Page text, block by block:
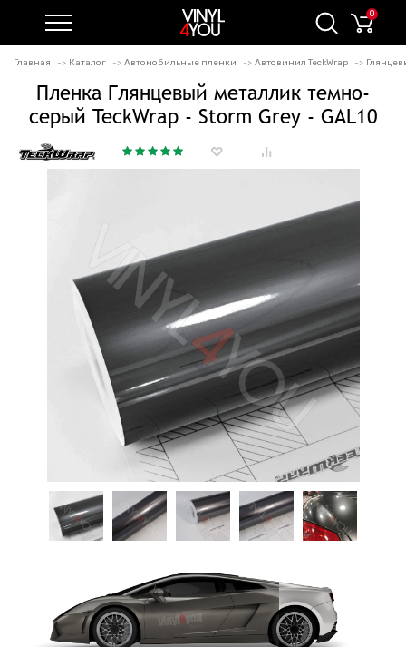
0
Главная Каталог Автомобильные пленки Автовинил TeckWrap
Пленка Глянцевый металлик темно-
серый TeckWrap - Storm Grey - GAL10